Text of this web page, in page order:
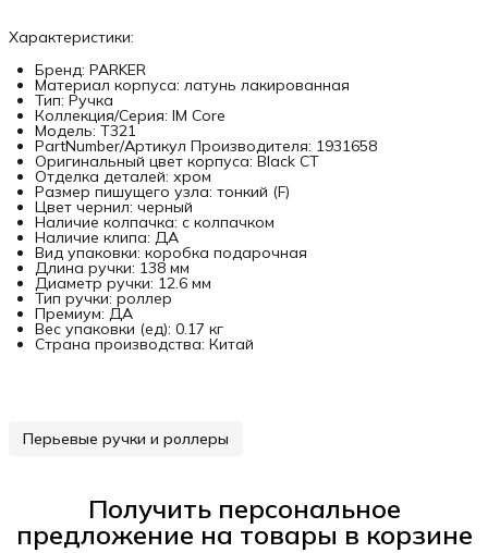
Характеристики:
Бренд: PARKER
Материал корпуса: латунь лакированная
Тип: Ручка
Коллекция/Серия: IM Core
Модель: T321
PartNumber/Артикул Производителя: 1931658
Оригинальный цвет корпуса: Black CT
Отделка деталей: хром
Размер пишущего узла: тонкий (F)
Цвет чернил: черный
Наличие колпачка: с колпачком
Наличие клипа: ДА
Вид упаковки: коробка подарочная
Длина ручки: 138 мм
Диаметр ручки: 12.6 мм
Тип ручки: роллер
Премиум: ДА
Вес упаковки (ед): 0.17 кг
Страна производства: Китай
Перьевые ручки и роллеры
Получить персональное
предложение на товары в корзине